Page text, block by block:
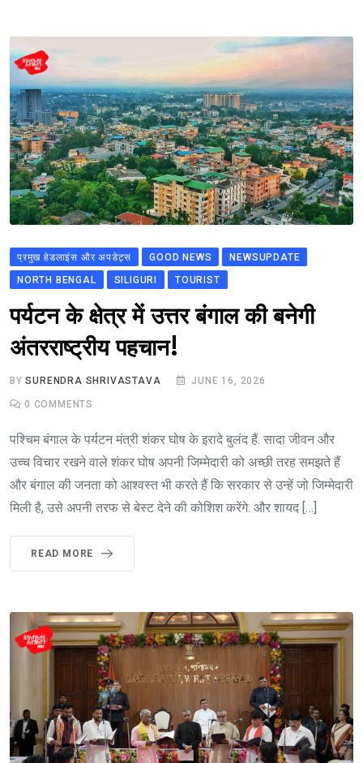
प्रमुख हेडलाइंस और अपडेट्स GOOD NEWS
NEWSUPDATE
NORTH BENGAL
SILIGURI TOURIST
पर्यटन के क्षेत्र में उत्तर बंगाल की बनेगी
अंतरराष्ट्रीय पहचान!
BYSURENDRA SHRIVASTAVA JUNE 16, 2026
0 COMMENTS
पश्चिम बंगाल के पर्यटन मंत्री शंकर घोष के इरादे बुलंद हैं. सादा जीवन और
उच्च विचार रखने वाले शंकर घोष अपनी जिम्मेदारी को अच्छी तरह समझते हैं
और बंगाल की जनता को आश्वस्त भी करते हैं कि सरकार से उन्हें जो जिम्मेदारी
मिली है, उसे अपनी तरफ से बेस्ट देने की कोशिश करेंगे. और शायद […]
READ MORE